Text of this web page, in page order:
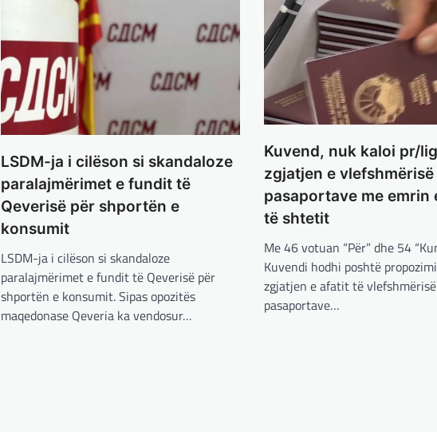
LSDM-ja i cilëson si skandaloze
paralajmërimet e fundit të
Qeverisë për shportën e
konsumit
LSDM-ja i cilëson si skandaloze
paralajmërimet e fundit të Qeverisë për
shportën e konsumit. Sipas opozitës
maqedonase Qeveria ka vendosur…
Kuvend, nuk kaloi pr/
zgjatjen e vlefshmërisë
pasaportave me emrin
të shtetit
Me 46 votuan “Për” dhe 54
Kuvendi hodhi poshtë
zgjatjen e afatit të
pasaportave…